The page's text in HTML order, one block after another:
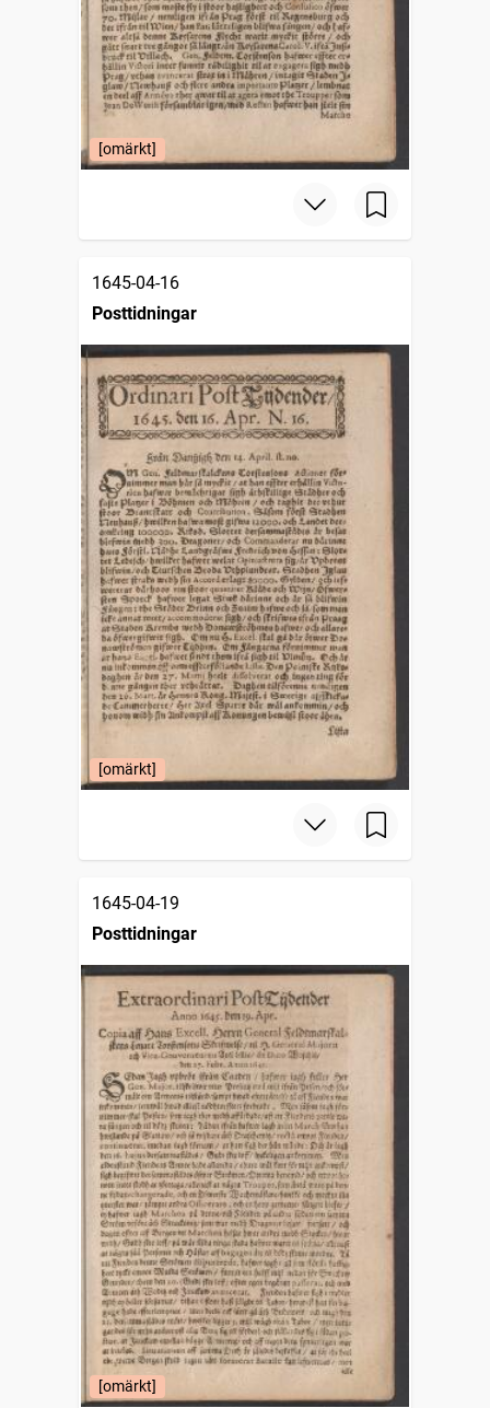
[omärkt]
1645-04-16
Posttidningar
[omärkt]
1645-04-19
Posttidningar
[omärkt]